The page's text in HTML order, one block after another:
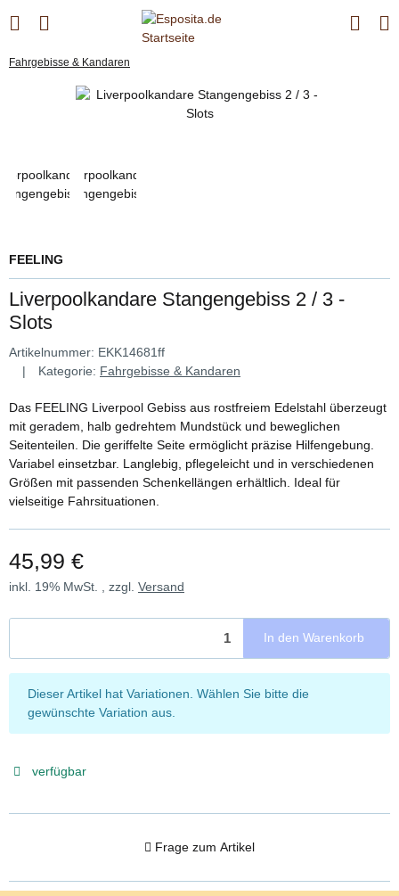
Fahrgebisse & Kandaren
FEELING
Liverpoolkandare Stangengebiss 2 / 3 -
Slots
Artikelnummer: EKK14681ff
Kategorie: Fahrgebisse & Kandaren
Das FEELING Liverpool Gebiss aus rostfreiem Edelstahl überzeugt
mit geradem, halb gedrehtem Mundstück und beweglichen
Seitenteilen. Die geriffelte Seite ermöglicht präzise Hilfengebung.
Variabel einsetzbar. Langlebig, pflegeleicht und in verschiedenen
Größen mit passenden Schenkellängen erhältlich. Ideal für
vielseitige Fahrsituationen.
45,99 €
inkl. 19% MwSt. , zzgl. Versand
In den Warenkorb
x
Dieser Artikel hat Variationen. Wählen Sie bitte die
gewünschte Variation aus.
verfügbar
Frage zum Artikel